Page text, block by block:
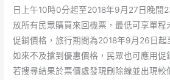
日上午10時0分起至2018年9月27日晚間
放所有民眾購買來回機票，最低可享單
促銷價格，旅行期間為2018年9月26日起
如來不及搶到優惠價格，民眾也可應用促
若搜尋結果於票價處發現刪除線並出現較